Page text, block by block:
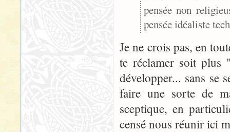
pensée non
pensée idéaliste
Je ne crois pas, en
te réclamer soit plus
développer... sans se
faire une sorte de
sceptique, en
censé nous réunir ici